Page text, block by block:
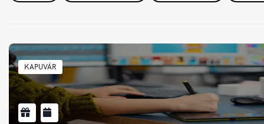
KAPUVÁR